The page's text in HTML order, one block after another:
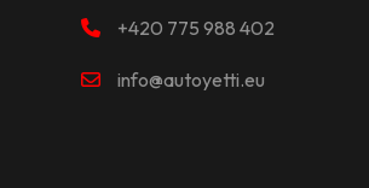
+420 775 988 402
info@autoyetti.eu